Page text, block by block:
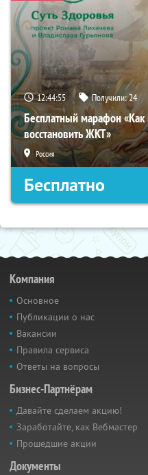
12:44:54 Получили:24
Бесплатный марафон «Как
восстановить ЖКТ»
Россия
Бесплатно
Компания
Основное
Публикации о нас
Вакансии
Правила сервиса
Ответы на вопросы
Бизнес-Партнёрам
Давайте сделаем акцию!
Заработайте, как Вебмастер
Прошедшие акции
Документы